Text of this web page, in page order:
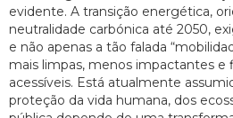
evidente. A transição energética,
neutralidade carbónica até 2050,
e não apenas a tão falada
mais limpas, menos impactantes e
acessíveis. Está atualmente
proteção da vida humana, dos